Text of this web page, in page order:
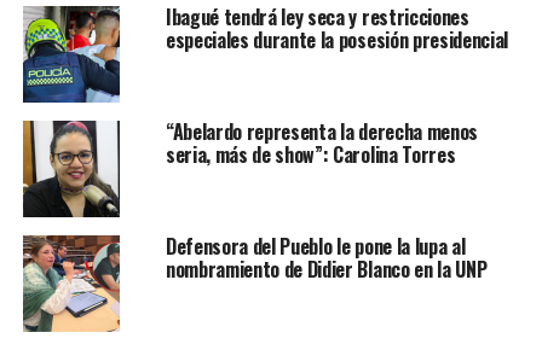
Ibagué tendrá ley seca y restricciones
especiales durante la posesión presidencial
“Abelardo representa la derecha menos
seria, más de show”: Carolina Torres
Defensora del Pueblo le pone la lupa al
nombramiento de Didier Blanco en la UNP